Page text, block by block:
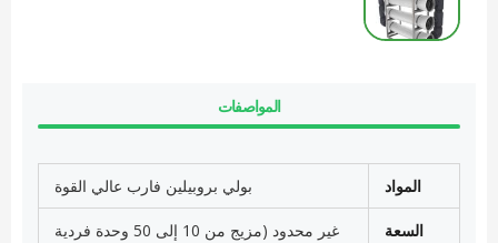
المواصفات
المواد بولي بروبيلين فارب عالي القوة
السعة
غير محدود (مزيج من 10 إلى 50 وحدة فردية